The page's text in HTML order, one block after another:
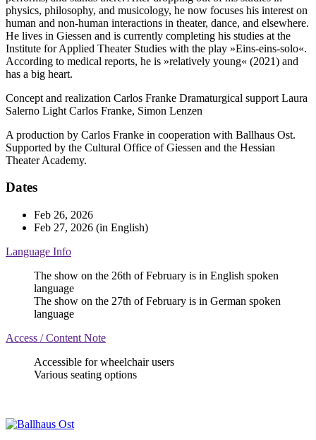
physics, philosophy, and musicology, he now focuses his interest on
human and non-human interactions in theater, dance, and elsewhere.
He lives in Giessen and is currently completing his studies at the
Institute for Applied Theater Studies with the play »Eins-eins-solo«.
According to medical reports, he is »relatively young« (2021) and
has a big heart.
Concept and realization Carlos Franke Dramaturgical support Laura
Salerno Light Carlos Franke, Simon Lenzen
A production by Carlos Franke in cooperation with Ballhaus Ost.
Supported by the Cultural Office of Giessen and the Hessian
Theater Academy.
Dates
Feb 26, 2026
Feb 27, 2026 (in English)
Language Info
The show on the 26th of February is in English spoken
language
The show on the 27th of February is in German spoken
language
Access / Content Note
Accessible for wheelchair users
Various seating options